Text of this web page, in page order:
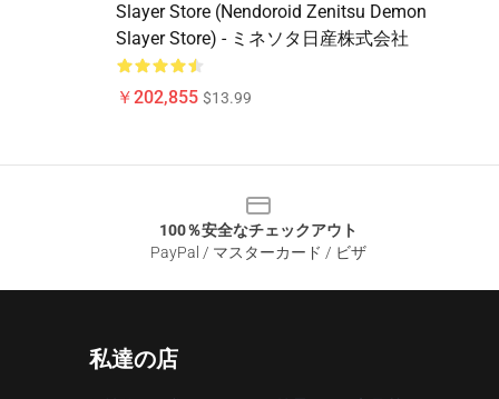
Slayer Store (Nendoroid Zenitsu Demon
Slayer Store) - ミネソタ日産株式会社
￥202,855 $13.99
100％安全なチェックアウト
PayPal / マスターカード / ビザ
私達の店